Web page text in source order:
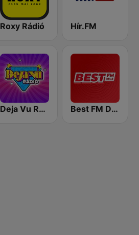
Roxy Rádió Hír.FM
Deja Vu Rádió Best FM Debrecen